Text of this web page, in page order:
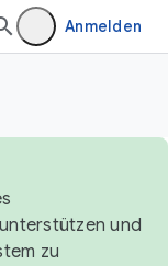
Anmelden
und
zu